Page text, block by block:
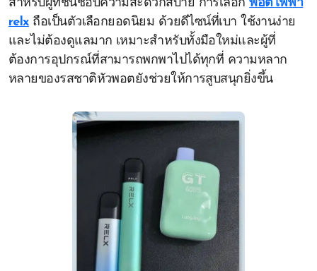
สำหรับผู้ที่ชื่นชอบความสะดวกสบาย การเลือกพอตไฟฟ้า
relxถือเป็นตัวเลือกยอดนิยม ด้วยดีไซน์ที่เบา ใช้งานง่าย
และไม่ต้องดูแลมาก เหมาะสำหรับทั้งมือใหม่และผู้ที่
ต้องการอุปกรณ์ที่สามารถพกพาไปได้ทุกที่ ความหลาก
หลายของรสชาติหัวพอตยังช่วยให้การสูบสนุกยิ่งขึ้น